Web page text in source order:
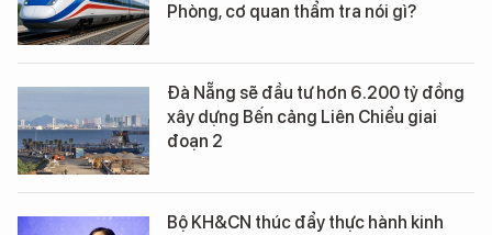
Phòng, cơ quan thẩm tra nói gì?
Đà Nẵng sẽ đầu tư hơn 6.200 tỷ đồng
xây dựng Bến cảng Liên Chiểu giai
đoạn 2
Bộ KH&CN thúc đẩy thực hành kinh